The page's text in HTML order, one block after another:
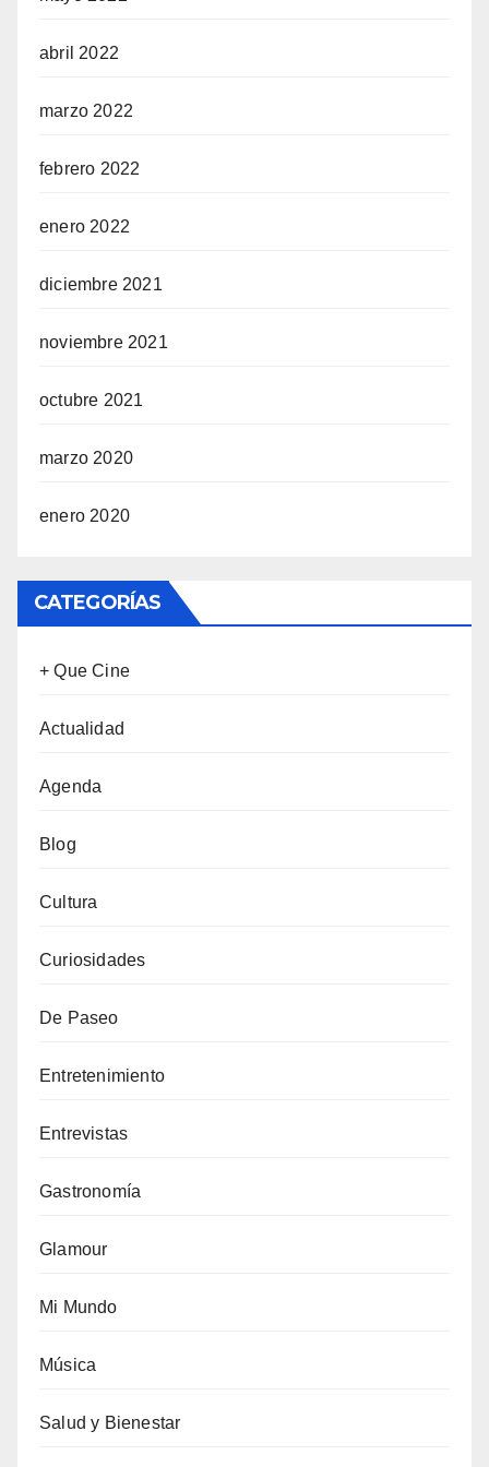
abril 2022
marzo 2022
febrero 2022
enero 2022
diciembre 2021
noviembre 2021
octubre 2021
marzo 2020
enero 2020
CATEGORÍAS
+ Que Cine
Actualidad
Agenda
Blog
Cultura
Curiosidades
De Paseo
Entretenimiento
Entrevistas
Gastronomía
Glamour
Mi Mundo
Música
Salud y Bienestar